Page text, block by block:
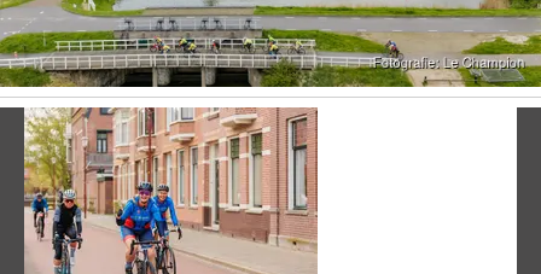
Vorige